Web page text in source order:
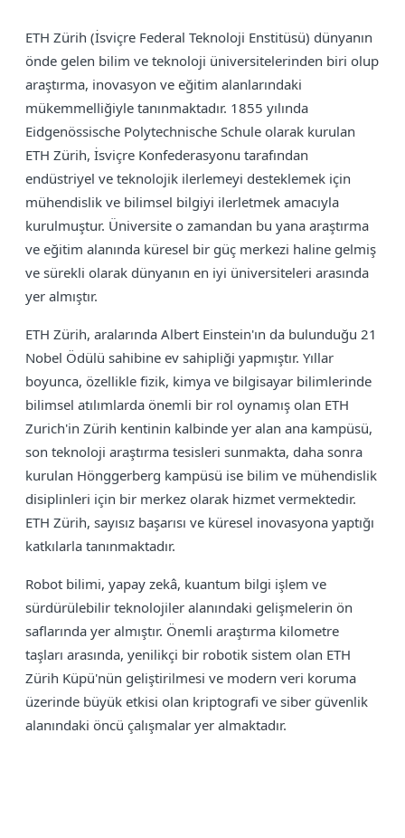
ETH Zürih (İsviçre Federal Teknoloji Enstitüsü) dünyanın
önde gelen bilim ve teknoloji üniversitelerinden biri olup
araştırma, inovasyon ve eğitim alanlarındaki
mükemmelliğiyle tanınmaktadır. 1855 yılında
Eidgenössische Polytechnische Schule olarak kurulan
ETH Zürih, İsviçre Konfederasyonu tarafından
endüstriyel ve teknolojik ilerlemeyi desteklemek için
mühendislik ve bilimsel bilgiyi ilerletmek amacıyla
kurulmuştur. Üniversite o zamandan bu yana araştırma
ve eğitim alanında küresel bir güç merkezi haline gelmiş
ve sürekli olarak dünyanın en iyi üniversiteleri arasında
yer almıştır.
ETH Zürih, aralarında Albert Einstein'ın da bulunduğu 21
Nobel Ödülü sahibine ev sahipliği yapmıştır. Yıllar
boyunca, özellikle fizik, kimya ve bilgisayar bilimlerinde
bilimsel atılımlarda önemli bir rol oynamış olan ETH
Zurich'in Zürih kentinin kalbinde yer alan ana kampüsü,
son teknoloji araştırma tesisleri sunmakta, daha sonra
kurulan Hönggerberg kampüsü ise bilim ve mühendislik
disiplinleri için bir merkez olarak hizmet vermektedir.
ETH Zürih, sayısız başarısı ve küresel inovasyona yaptığı
katkılarla tanınmaktadır.
Robot bilimi, yapay zekâ, kuantum bilgi işlem ve
sürdürülebilir teknolojiler alanındaki gelişmelerin ön
saflarında yer almıştır. Önemli araştırma kilometre
taşları arasında, yenilikçi bir robotik sistem olan ETH
Zürih Küpü'nün geliştirilmesi ve modern veri koruma
üzerinde büyük etkisi olan kriptografi ve siber güvenlik
alanındaki öncü çalışmalar yer almaktadır.